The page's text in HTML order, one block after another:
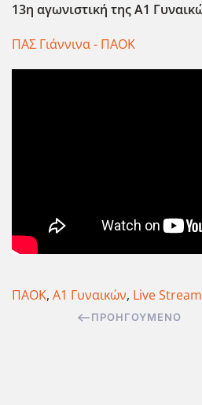
13η αγωνιστική της Α1
ΠΑΣ Γιάννινα - ΠΑΟΚ
ΠΑΟΚ, Α1 Γυναικών, Live
ΠΡΟΗΓΟΎΜΕΝΟ